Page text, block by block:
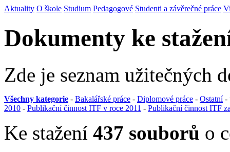
Aktuality O škole Studium Pedagogové Studenti a závěrečné práce
Dokumenty ke
Zde je seznam užitečných
Všechny kategorie - Bakalářské práce - Diplomové práce - Ostatní-
2010 - Publikační činnost ITF v roce 2011 - Publikační činnost ITF
Ke stažení 437 souborů o